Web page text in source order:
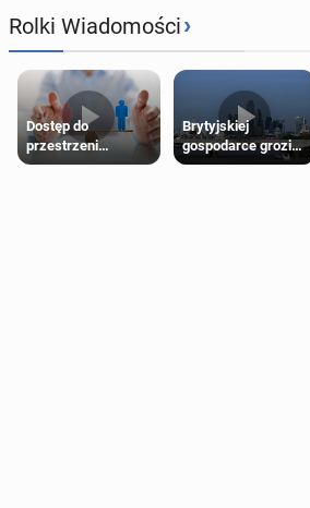
Rolki Wiadomości›
Dostęp do
przestrzeni
przeznaczonych
Brytyjskiej
gospodarce grozi
recesja, jeśli